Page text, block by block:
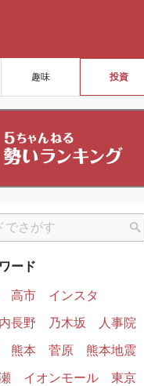
趣味 投資
ード
高市
インスタ
長野 乃木坂
人事院
熊本 菅原
熊本地震
イオンモール
東京